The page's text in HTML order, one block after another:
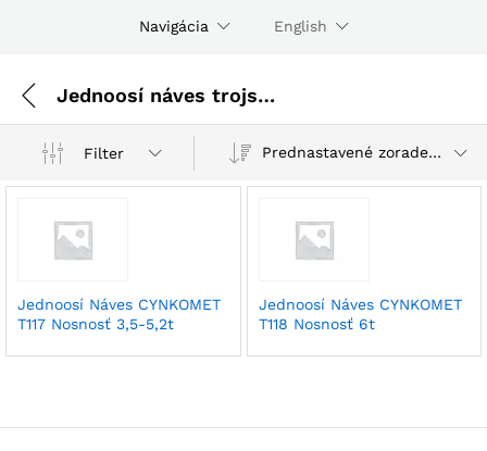
Navigácia English
Jednoosí náves trojstranne sklápateľný
Filter Prednastavené zoradenie
Jednoosí Náves CYNKOMET
T117 Nosnosť 3,5-5,2t
Jednoosí Náves CYNKOMET
T118 Nosnosť 6t